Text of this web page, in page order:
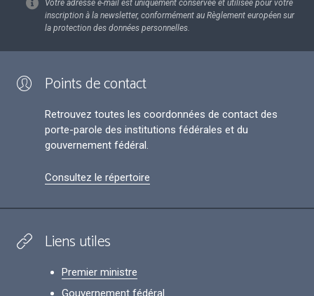
Votre adresse e-mail est uniquement conservée et utilisée pour votre
inscription à la newsletter, conformément au Règlement européen sur
la protection des données personnelles.
Points de contact
Retrouvez toutes les coordonnées de contact des
porte-parole des institutions fédérales et du
gouvernement fédéral.
Consultez le répertoire
Liens utiles
Premier ministre
Gouvernement fédéral